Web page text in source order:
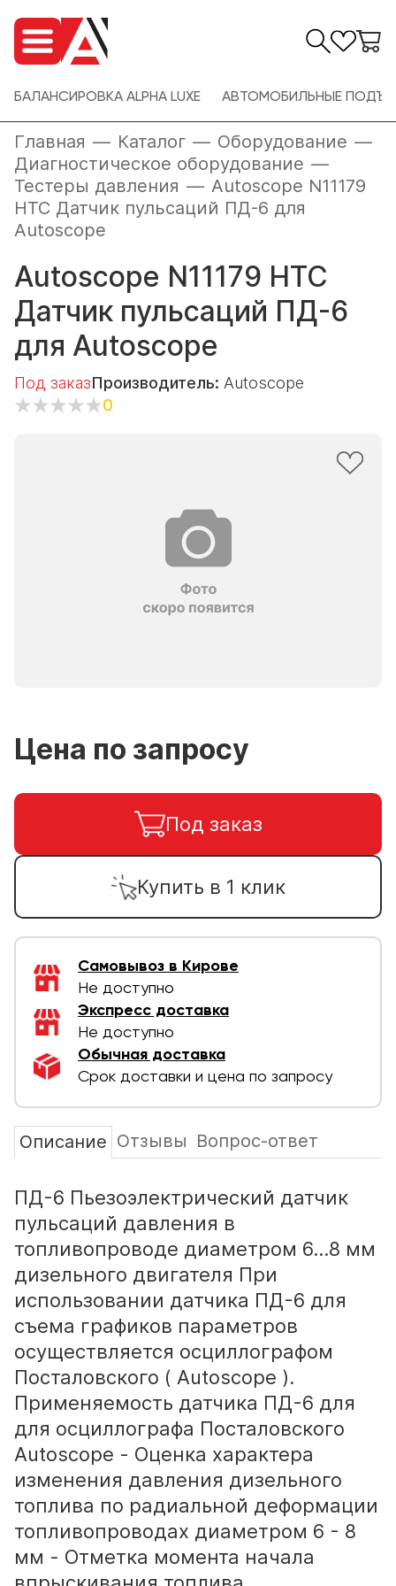
БАЛАНСИРОВКА ALPHA LUXE АВТОМОБИЛЬНЫЕ
Главная — Каталог — Оборудование —
Диагностическое оборудование —
Тестеры давления — Autoscope N11179
НТС Датчик пульсаций ПД-6 для
Autoscope
Autoscope N11179 НТС
Датчик пульсаций ПД-6
для Autoscope
Под заказПроизводитель: Autoscope
0
Цена по запросу
Под заказ
Купить в 1 клик
Самовывоз в Кирове
Не доступно
Экспресс доставка
Не доступно
Обычная доставка
Срок доставки и цена по запросу
Описание Отзывы Вопрос-ответ
ПД-6 Пьезоэлектрический датчик
пульсаций давления в
топливопроводе диаметром 6…8 мм
дизельного двигателя При
использовании датчика ПД-6 для
съема графиков параметров
осуществляется осциллографом
Посталовского ( Autoscope ).
Применяемость датчика ПД-6 для
для осциллографа Посталовского
Autoscope - Оценка характера
изменения давления дизельного
топлива по радиальной деформации
топливопроводах диаметром 6 - 8
мм - Отметка момента начала